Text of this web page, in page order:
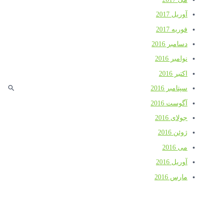
آوریل 2017
فوریه 2017
دسامبر 2016
نوامبر 2016
اکتبر 2016
سپتامبر 2016
آگوست 2016
جولای 2016
ژوئن 2016
می 2016
آوریل 2016
مارس 2016